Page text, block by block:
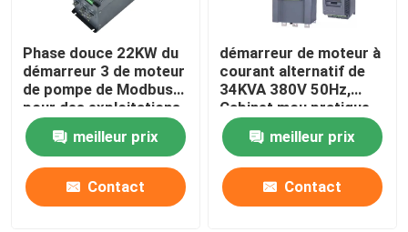
Phase douce 22KW du
démarreur 3 de moteur
de pompe de Modbus
pour des exploitations
d'élevage
meilleur prix
Contact
démarreur de moteur à
courant alternatif de
34KVA 380V 50Hz,
Cabinet mou pratique
de démarreur
meilleur prix
Contact